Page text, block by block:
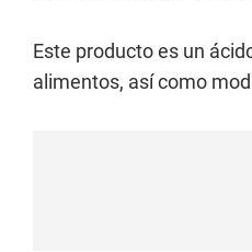
Este producto es un
alimentos, así como